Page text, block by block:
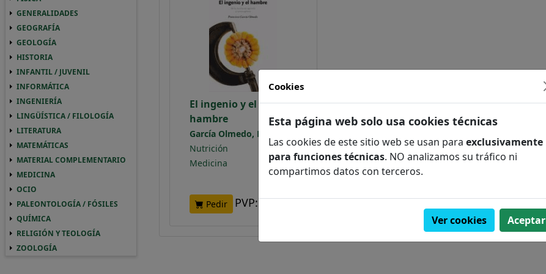
GENERALIDADES GENERALIDADES GENERALIDADES
GEOGRAFÍA GEOGRAFIA GEOGRAFÍA
GEOLOGÍA
HISTORIA
INFANTIL / JUVENIL INFANTIL / JUVENIL INFANTIL / JUVENIL
INFORMÁTICA INFORMATICA INFORMÁTICA
INGENIERÍA INGENIERIA INGENIERÍA
LINGÜÍSTICA / FILOLOGÍA LINGUISTICA / FILOLOGIA LINGÜÍSTICA / FILOLOGÍA
LITERATURA LITERATURA LITERATURA
MATEMÁTICAS MATEMATICAS MATEMÁTICAS
MATERIAL COMPLEMENTARIO MATERIAL COMPLEMENTARIO MATERIAL COMPLEMENTARIO
MEDICINA
OCIO
PALEONTOLOGÍA / FÓSILES PALEONTOLOGIA / FOSILES PALEONTOLOGÍA / FÓSILES
QUÍMICA
RELIGIÓN Y TEOLOGÍA
ZOOLOGÍA
El ingenio y el
hambre
García Olmedo, Francisco
Nutrición
Medicina
Pedir PVP:22,50€
Cookies
Esta página web solo usa cookies técnicas
Las cookies de este sitio web se usan para exclusivamente
para funciones técnicas. NO analizamos su tráfico ni
compartimos datos con terceros.
Ver cookies Aceptar